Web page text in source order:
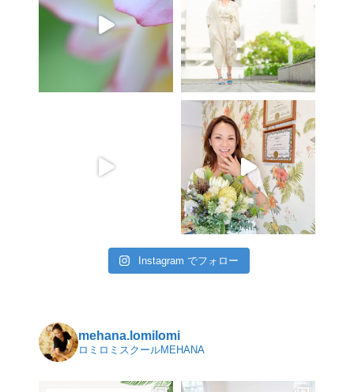
Instagram でフォロー
mehana.lomilomi
ロミロミスクールMEHANA